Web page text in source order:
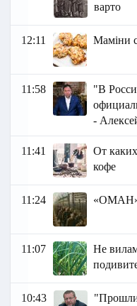
варто
12:11 Маміни
11:58
"В
-
11:41
От
кофе
11:24 «ОМАН»
11:07
Не
10:43
"Прошли